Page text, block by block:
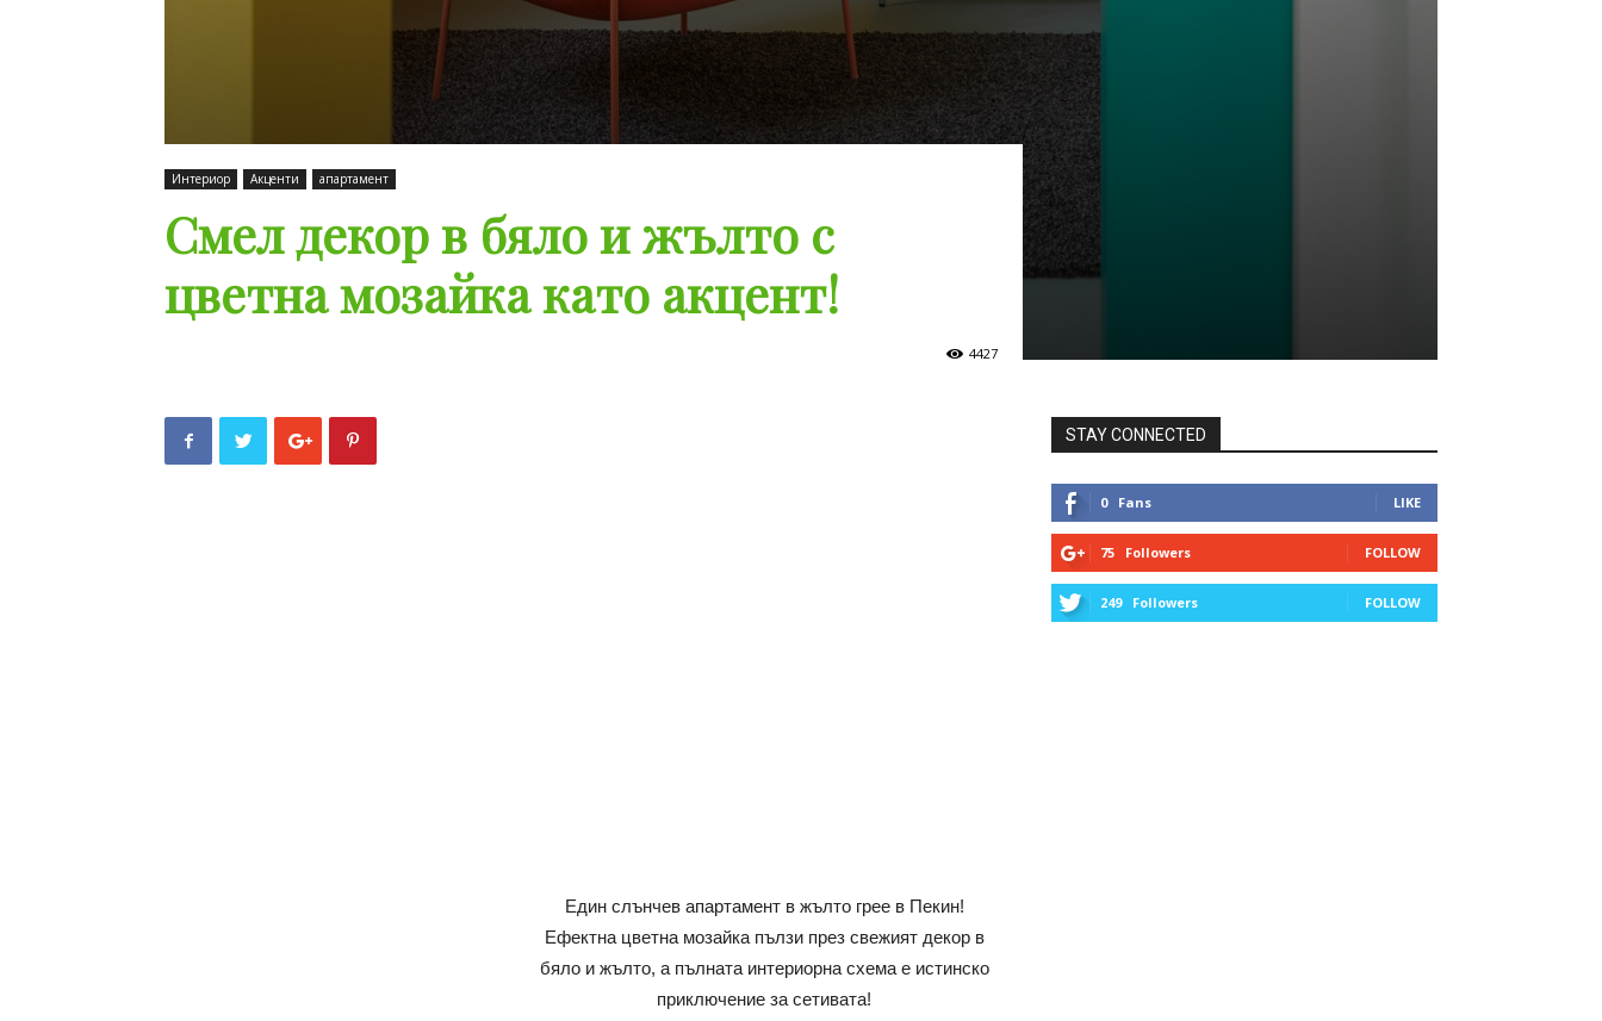
Интериор Акценти апартамент
Смел декор в бяло и жълто с
цветна мозайка като акцент!
4427
Един слънчев апартамент в жълто грее в Пекин!
Ефектна цветна мозайка пълзи през свежият декор в
бяло и жълто, а пълната интериорна схема е истинско
приключение за сетивата!
STAY CONNECTED
0 Fans LIKE
75 Followers FOLLOW
249 Followers FOLLOW